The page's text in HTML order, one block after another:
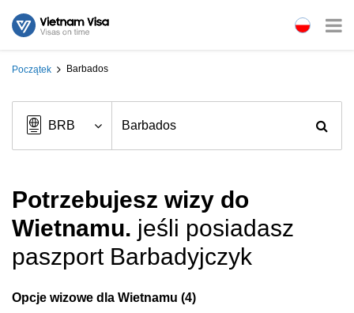
Początek Barbados
Potrzebujesz wizy do
Wietnamu. jeśli posiadasz
paszport Barbadyjczyk
Opcje wizowe dla Wietnamu (4)